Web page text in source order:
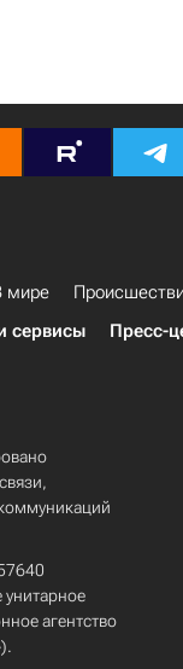
мире
сервисы Пресс-
унитарное
агентство